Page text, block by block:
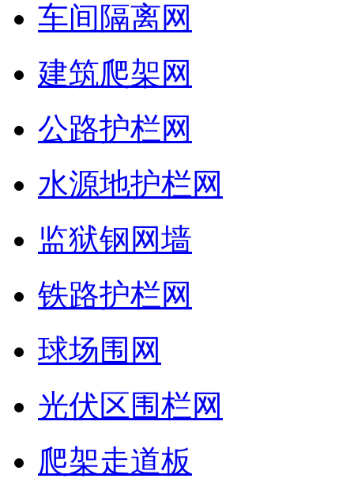
车间隔离网
建筑爬架网
公路护栏网
水源地护栏网
监狱钢网墙
铁路护栏网
球场围网
光伏区围栏网
爬架走道板